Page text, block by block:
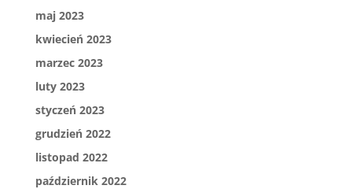
maj 2023
kwiecień 2023
marzec 2023
luty 2023
styczeń 2023
grudzień 2022
listopad 2022
październik 2022